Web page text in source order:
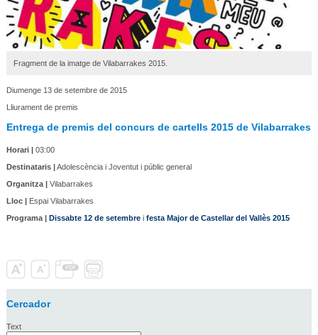
Fragment de la imatge de Vilabarrakes 2015.
Diumenge 13 de setembre de 2015
Lliurament de premis
Entrega de premis del concurs de cartells 2015 de Vilabarrakes
Horari |03:00
Destinataris |Adolescència i Joventut i públic general
Organitza |Vilabarrakes
Lloc |Espai Vilabarrakes
Programa | Dissabte 12 de setembrei festa Major de Castellar del Vallès 2015
Cercador
Text